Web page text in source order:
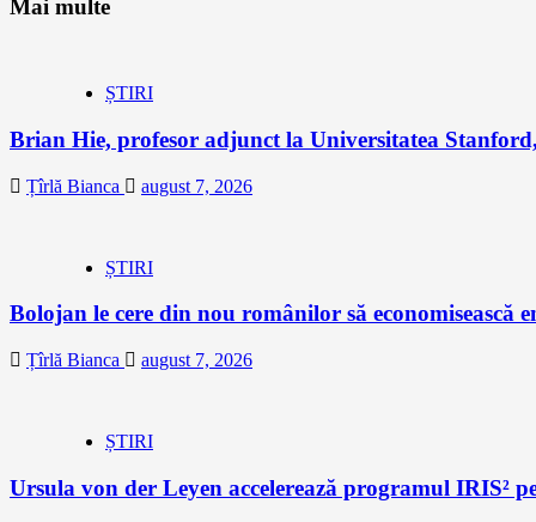
Mai multe
ȘTIRI
Brian Hie, profesor adjunct la Universitatea
Țîrlă Bianca august 7, 2026
ȘTIRI
Bolojan le cere din nou românilor să
Țîrlă Bianca august 7, 2026
ȘTIRI
Ursula von der Leyen accelerează programul IRIS²